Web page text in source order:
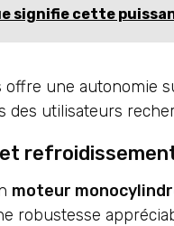
signifie cette
offre une
des utilisateurs
moteur
robustesse